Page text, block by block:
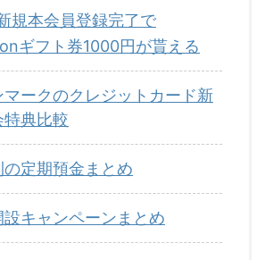
規本会員登録完了で
ギフト券1000円が貰える
マークのクレジットカード新
特典比較
の定期預金まとめ
設キャンペーンまとめ